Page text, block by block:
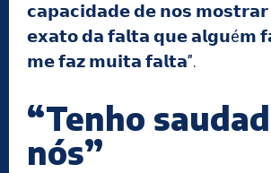
𝗰𝗮𝗽𝗮𝗰𝗶𝗱𝗮𝗱𝗲 𝗱𝗲 𝗻𝗼𝘀
𝗲𝘅𝗮𝘁𝗼 𝗱𝗮 𝗳𝗮𝗹𝘁𝗮 𝗾𝘂𝗲 𝗮𝗹𝗴𝘂é𝗺
𝗺𝗲 𝗳𝗮𝘇 𝗺𝘂𝗶𝘁𝗮 𝗳𝗮𝗹𝘁𝗮”.
“Tenho
nós”